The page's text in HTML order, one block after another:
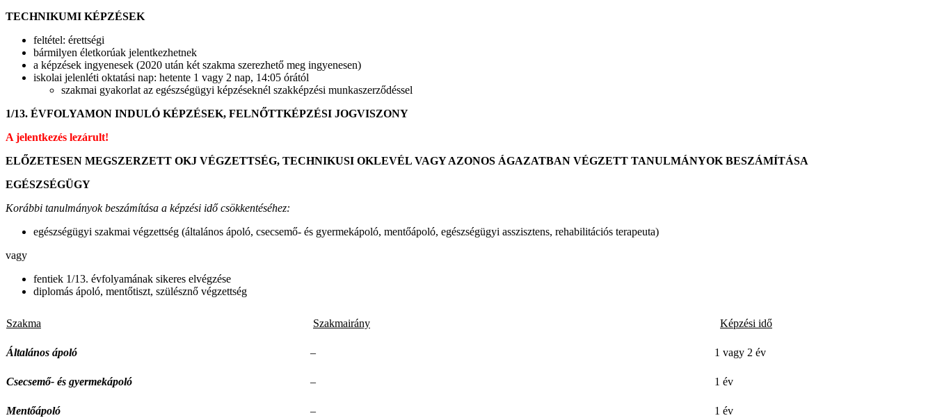
TECHNIKUMI KÉPZÉSEK
feltétel: érettségi
bármilyen életkorúak jelentkezhetnek
a képzések ingyenesek (2020 után két szakma szerezhető meg ingyenesen)
iskolai jelenléti oktatási nap: hetente 1 vagy 2 nap, 14:05 órától
szakmai gyakorlat az egészségügyi képzéseknél szakképzési munkaszerződéssel
1/13. ÉVFOLYAMON INDULÓ KÉPZÉSEK, FELNŐTTKÉPZÉSI JOGVISZONY
A jelentkezés lezárult!
ELŐZETESEN MEGSZERZETT OKJ VÉGZETTSÉG, TECHNIKUSI OKLEVÉL VAGY AZONOS ÁGAZATBAN VÉGZETT TANULMÁNYOK BESZÁMÍTÁSA
EGÉSZSÉGÜGY
Korábbi tanulmányok beszámítása a képzési idő csökkentéséhez:
egészségügyi szakmai végzettség (általános ápoló, csecsemő- és gyermekápoló, mentőápoló, egészségügyi asszisztens, rehabilitációs terapeuta)
vagy
fentiek 1/13. évfolyamának sikeres elvégzése
diplomás ápoló, mentőtiszt, szülésznő végzettség
Szakma Szakmairány Képzési idő
Általános ápoló – 1 vagy 2 év
Csecsemő- és gyermekápoló – 1 év
Mentőápoló – 1 év